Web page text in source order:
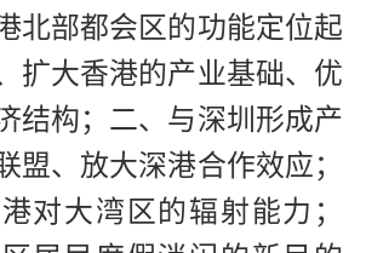
北部都会区的功能定位起
扩大香港的产业基础、优
结构；二、与深圳形成产
盟、放大深港合作效应；
对大湾区的辐射能力；